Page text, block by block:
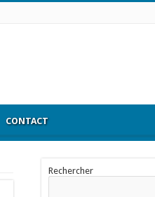
CONTACT
Rechercher